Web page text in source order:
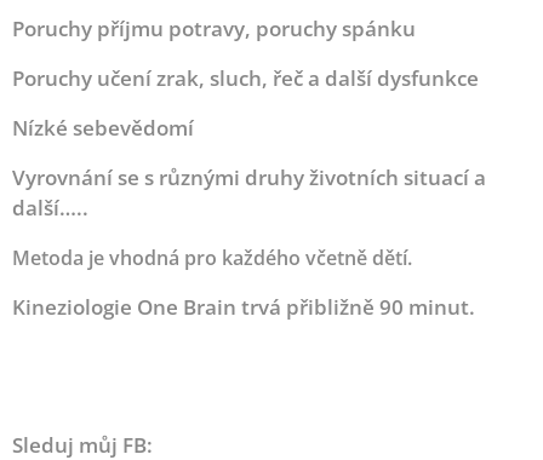
Poruchy příjmu potravy, poruchy spánku
Poruchy učení zrak, sluch, řeč a další dysfunkce
Nízké sebevědomí
Vyrovnání se s různými druhy životních situací a
další…..
Metoda je vhodná pro každého včetně dětí.
Kineziologie One Brain trvá přibližně 90 minut.
Sleduj můj FB: